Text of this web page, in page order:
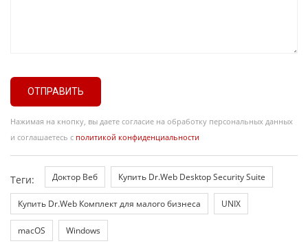
ОТПРАВИТЬ
Нажимая на кнопку, вы даете согласие на обработку персональных данных
и соглашаетесь с политикой конфиденциальности
Теги: Доктор Веб Купить Dr.Web Desktop Security Suite
Купить Dr.Web Комплект для малого бизнеса UNIX
macOS Windows